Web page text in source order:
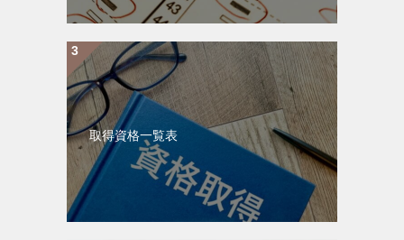
取得資格一覧表